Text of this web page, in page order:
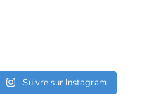
Suivre sur Instagram